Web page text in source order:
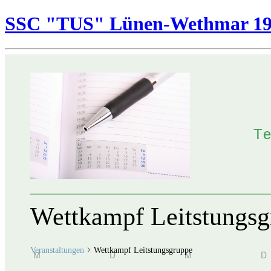
SSC "TUS" Lünen-Wethmar
Wettkampf
Veranstaltungen Wettkampf Leitstungsgruppe
Kalender
MMONTAG DDIENSTAG MMITTWOCH D